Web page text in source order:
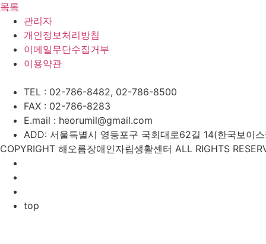
목록
관리자
개인정보처리방침
이메일무단수집거부
이용약관
TEL : 02-786-8482, 02-786-8500
FAX : 02-786-8283
E.mail : heorumil@gmail.com
ADD: 서울특별시 영등포구 국회대로62길 14(한국보이
COPYRIGHT 해오름장애인자립생활센터 ALL RIGHTS
top